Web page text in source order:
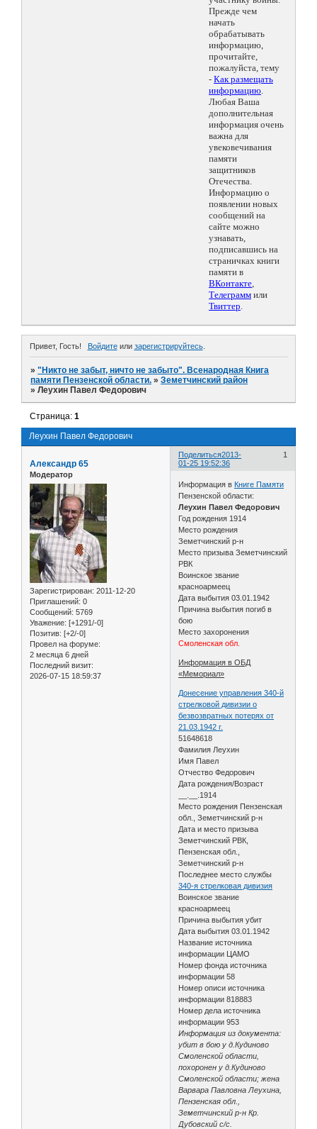
Прежде чем
начать
обрабатывать
информацию,
прочитайте,
пожалуйста, тему
- Как размещать
информацию.
Любая Ваша
дополнительная
информация очень
важна для
увековечивания
памяти
защитников
Отечества.
Информацию о
появлении новых
сообщений на
сайте можно
узнавать,
подписавшись на
страничках книги
памяти в
ВКонтакте,
Телеграмм или
Твиттер.
Привет, Гость! Войдитеили зарегистрируйтесь.
»"Никто не забыт, ничто не забыто". Всенародная Книга
памяти Пензенской области. »Земетчинский район
»Леухин Павел Федорович
Леухин Павел Федорович
Страница:1
Поделиться 1
2013-
01-25 19:52:36
Александр 65
Модератор
Зарегистрирован: 2011-12-20
Приглашений: 0
Сообщений: 5769
Уважение: [+1291/-0]
Позитив: [+2/-0]
Провел на форуме:
2 месяца 6 дней
Последний визит:
2026-07-15 18:59:37
Информация в Книге Памяти
Пензенской области:
Леухин Павел Федорович
Год рождения 1914
Место рождения
Земетчинский р-н
Место призыва Земетчинский
РВК
Воинское звание
красноармеец
Дата выбытия 03.01.1942
Причина выбытия погиб в
бою
Место захоронения
Смоленская обл.
Информация в ОБД
«Мемориал»
Донесение управления 340-й
стрелковой дивизии о
безвозвратных потерях от
21.03.1942 г.
51648618
Фамилия Леухин
Имя Павел
Отчество Федорович
Дата рождения/Возраст
__.__.1914
Место рождения Пензенская
обл., Земетчинский р-н
Дата и место призыва
Земетчинский РВК,
Пензенская обл.,
Земетчинский р-н
Последнее место службы
340-я стрелковая дивизия
Воинское звание
красноармеец
Причина выбытия убит
Дата выбытия 03.01.1942
Название источника
информации ЦАМО
Номер фонда источника
информации 58
Номер описи источника
информации 818883
Номер дела источника
информации 953
Информация из документа:
убит в бою у д.Кудиново
Смоленской области,
похоронен у д.Кудиново
Смоленской области; жена
Варвара Павловна Леухина,
Пензенская обл.,
Земетчинский р-н Кр.
Дубовский с/с.